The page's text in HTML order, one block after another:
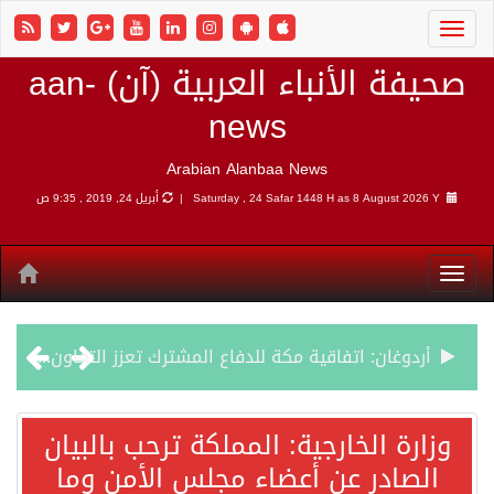
صحيفة الأنباء العربية (آن) aan-
news
Arabian Alanbaa News
Saturday , 24 Safar 1448 H as8 August 2026 Y | أبريل 24, 2019 , 9:35 ص
أردوغان: اتفاقية مكة للدفاع المشترك تعزز التعاون الأمني ولا تستهدف أي دولة
سمو وزير الخارجية : اتفاقية مكة تعكس الإرادة السياسية لحماية أمن المنطقة
وزارة الخارجية: المملكة ترحب بالبيان
الصادر عن أعضاء مجلس الأمن وما